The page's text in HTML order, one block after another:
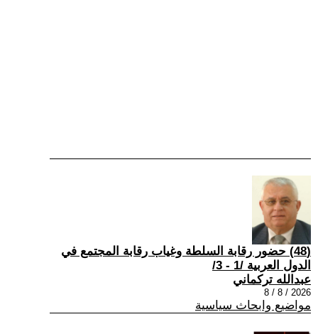
(48) حضور رقابة السلطة وغياب رقابة المجتمع في
الدول العربية /1 - 3/
عبدالله تركماني
2026 / 8 / 8
مواضيع وابحاث سياسية